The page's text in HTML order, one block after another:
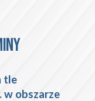
tle
w obszarze